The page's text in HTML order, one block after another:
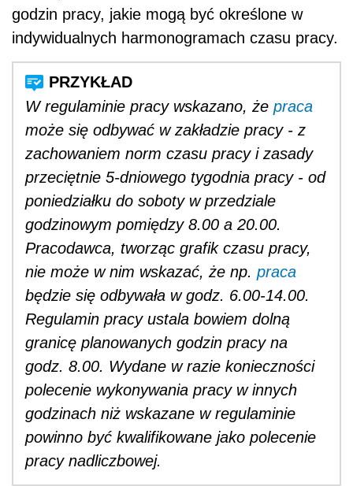
godzin pracy, jakie mogą być określone w
indywidualnych harmonogramach czasu pracy.
W regulaminie pracy wskazano, że praca
może się odbywać w zakładzie pracy - z
zachowaniem norm czasu pracy i zasady
przeciętnie 5-dniowego tygodnia pracy - od
poniedziałku do soboty w przedziale
godzinowym pomiędzy 8.00 a 20.00.
Pracodawca, tworząc grafik czasu pracy,
nie może w nim wskazać, że np. praca
będzie się odbywała w godz. 6.00-14.00.
Regulamin pracy ustala bowiem dolną
granicę planowanych godzin pracy na
godz. 8.00. Wydane w razie konieczności
polecenie wykonywania pracy w innych
godzinach niż wskazane w regulaminie
powinno być kwalifikowane jako polecenie
pracy nadliczbowej.